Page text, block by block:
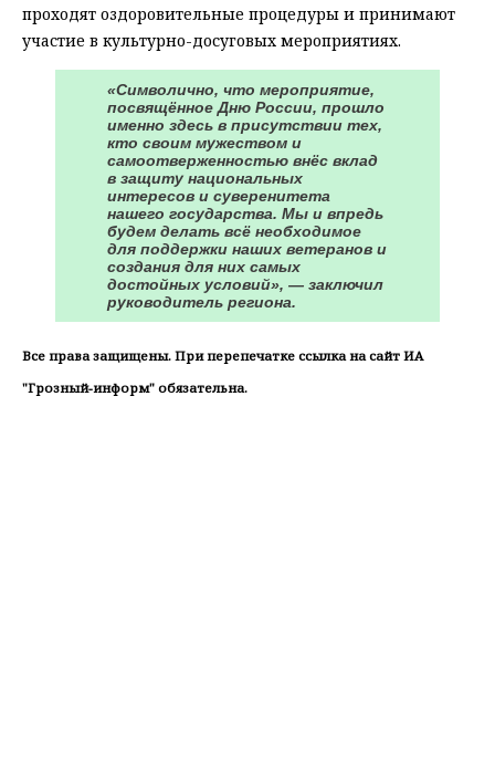
проходят оздоровительные процедуры и принимают
участие в культурно-досуговых мероприятиях.
«Символично, что мероприятие,
посвящённое Дню России, прошло
именно здесь в присутствии тех,
кто своим мужеством и
самоотверженностью внёс вклад
в защиту национальных
интересов и суверенитета
нашего государства. Мы и впредь
будем делать всё необходимое
для поддержки наших ветеранов и
создания для них самых
достойных условий», — заключил
руководитель региона.
Все права защищены. При перепечатке ссылка на сайт ИА
"Грозный-информ" обязательна.